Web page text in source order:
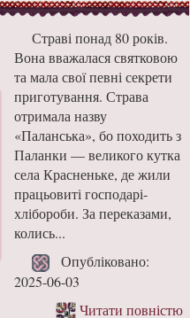
Страві понад 80 років.
Вона вважалася святковою
та мала свої певні секрети
приготування. Страва
отримала назву
«Паланська», бо походить з
Паланки — великого кутка
села Красненьке, де жили
працьовиті господарі-
хлібороби. За переказами,
колись...
Опубліковано:
2025-06-03
Читати повністю